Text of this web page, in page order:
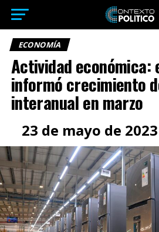
ECONOMÍA
Actividad económica:
informó crecimiento
interanual en marzo
23 de mayo de 2023